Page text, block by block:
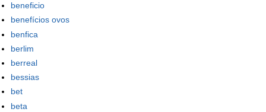
beneficio
benefícios ovos
benfica
berlim
berreal
bessias
bet
beta